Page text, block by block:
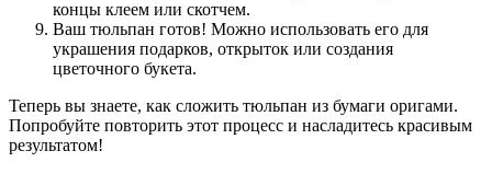
концы клеем или скотчем.
Ваш тюльпан готов! Можно использовать его для
украшения подарков, открыток или создания
цветочного букета.
Теперь вы знаете, как сложить тюльпан из бумаги оригами.
Попробуйте повторить этот процесс и насладитесь красивым
результатом!